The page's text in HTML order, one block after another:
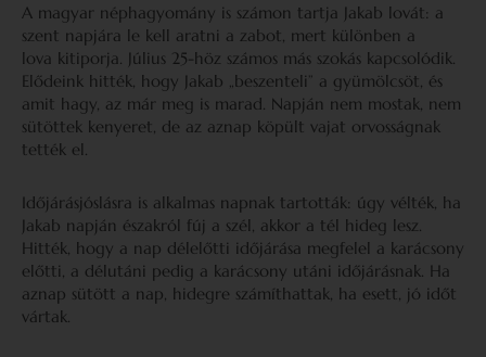
A magyar néphagyomány is számon tartja Jakab lovát: a
szent napjára le kell aratni a zabot, mert különben a
lova kitiporja. Július 25-höz számos más szokás kapcsolódik.
Elődeink hitték, hogy Jakab „beszenteli” a gyümölcsöt, és
amit hagy, az már meg is marad. Napján nem mostak, nem
sütöttek kenyeret, de az aznap köpült vajat orvosságnak
tették el.
Időjárásjóslásra is alkalmas napnak tartották: úgy vélték, ha
Jakab napján északról fúj a szél, akkor a tél hideg lesz.
Hitték, hogy a nap délelőtti időjárása megfelel a karácsony
előtti, a délutáni pedig a karácsony utáni időjárásnak. Ha
aznap sütött a nap, hidegre számíthattak, ha esett, jó időt
vártak.